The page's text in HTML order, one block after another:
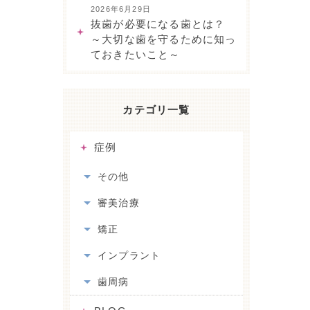
2026年6月29日
抜歯が必要になる歯とは？
～大切な歯を守るために知っ
ておきたいこと～
カテゴリ一覧
症例
その他
審美治療
矯正
インプラント
歯周病